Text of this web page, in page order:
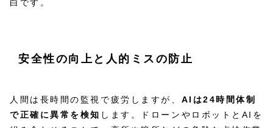
白です。
安全性の向上と人的ミスの防止
人間は長時間の監視で疲労しますが、 AIは24時間体制
で正確に異常を検知 します。ドローンやロボットとAIを